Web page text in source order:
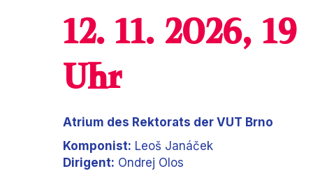
12. 11. 2026, 19
Uhr
Atrium des Rektorats der VUT Brno
Komponist: Leoš Janáček
Dirigent: Ondrej Olos